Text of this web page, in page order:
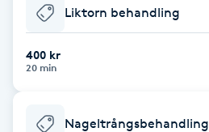
Babylights
Balayage
Bambumassage
Liktorn behandling
400 kr
20 min
Nageltrångsbehandling